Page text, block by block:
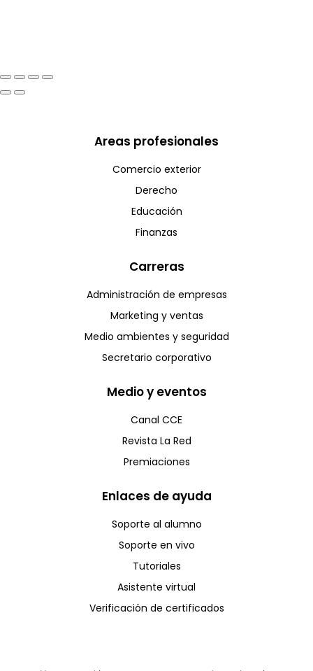
Areas profesionales
Comercio exterior
Derecho
Educación
Finanzas
Carreras
Administración de empresas
Marketing y ventas
Medio ambientes y seguridad
Secretario corporativo
Medio y eventos
Canal CCE
Revista La Red
Premiaciones
Enlaces de ayuda
Soporte al alumno
Soporte en vivo
Tutoriales
Asistente virtual
Verificación de certificados